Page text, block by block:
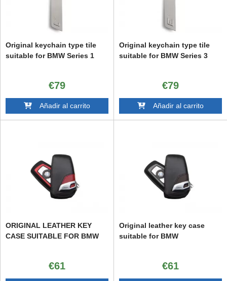
Original keychain type tile
suitable for BMW Series 1
€79
Añadir al carrito
Original keychain type tile
suitable for BMW Series 3
€79
Añadir al carrito
ORIGINAL LEATHER KEY
CASE SUITABLE FOR BMW
€61
Original leather key case
suitable for BMW
€61